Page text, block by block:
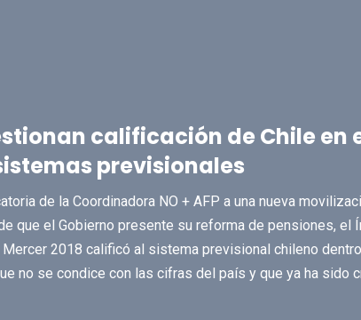
calificación de Chile en
previsionales
de la Coordinadora NO + AFP a una nueva
que el Gobierno presente su reforma de pensiones, el
2018 calificó al sistema previsional chileno
no se condice con las cifras del país y que ya ha sido